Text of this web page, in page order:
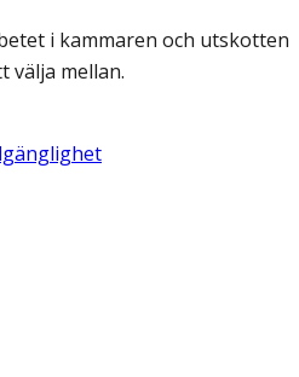
i kammaren och utskotten
välja mellan.